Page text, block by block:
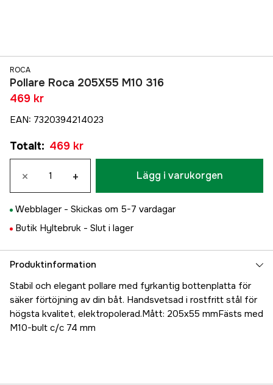
ROCA
Pollare Roca 205X55 M10 316
469 kr
EAN: 7320394214023
Totalt: 469 kr
× + Lägg i varukorgen
Webblager - Skickas om 5-7 vardagar
Butik Hyltebruk - Slut i lager
Produktinformation
Stabil och elegant pollare med fyrkantig bottenplatta för
säker förtöjning av din båt. Handsvetsad i rostfritt stål för
högsta kvalitet, elektropolerad.Mått: 205x55 mmFästs med
M10-bult c/c 74 mm